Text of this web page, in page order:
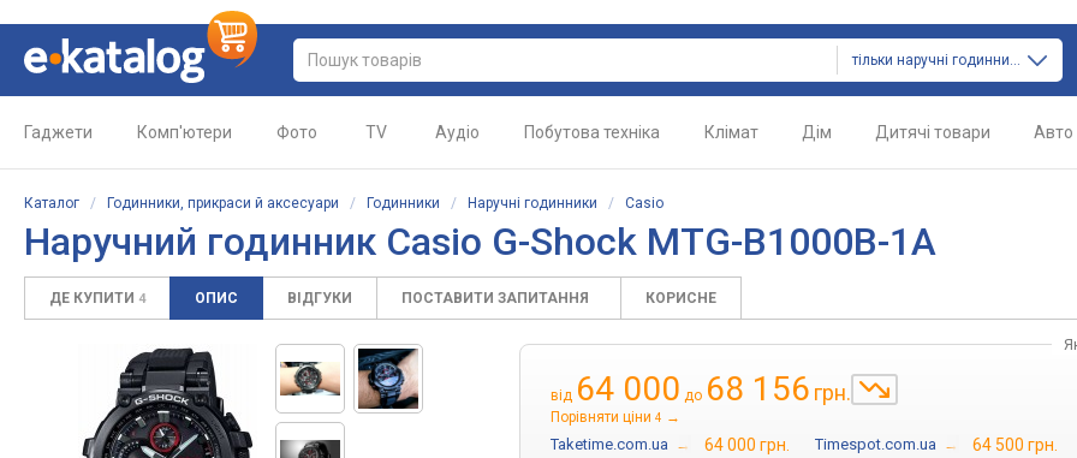
тільки наручні годинники
Гаджети Комп'ютери Фото TV Аудіо Побутова техніка Клімат Дім Дитячі товари Авто
Каталог / Годинники, прикраси й аксесуари / Годинники / Наручні годинники / Casio
Наручний годинник Casio G-Shock MTG-B1000B-1A
ДЕ КУПИТИ 4 ОПИС ВІДГУКИ ПОСТАВИТИ ЗАПИТАННЯ КОРИСНЕ
від 64 000 до 68 156 грн.
Порівняти ціни 4 →
Taketime.com.ua → 64 000 грн. Timespot.com.ua → 64 500 грн.